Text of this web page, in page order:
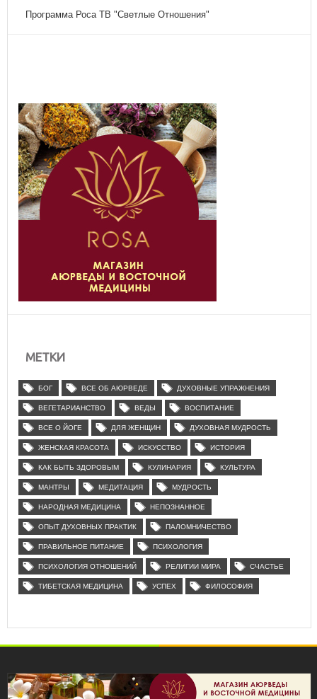
Программа Роса ТВ "Светлые Отношения"
МЕТКИ
БОГ ВСЕ ОБ АЮРВЕДЕ ДУХОВНЫЕ УПРАЖНЕНИЯ
ВЕГЕТАРИАНСТВО ВЕДЫ ВОСПИТАНИЕ
ВСЕ О ЙОГЕ ДЛЯ ЖЕНЩИН ДУХОВНАЯ МУДРОСТЬ
ЖЕНСКАЯ КРАСОТА ИСКУССТВО ИСТОРИЯ
КАК БЫТЬ ЗДОРОВЫМ КУЛИНАРИЯ КУЛЬТУРА
МАНТРЫ МЕДИТАЦИЯ МУДРОСТЬ
НАРОДНАЯ МЕДИЦИНА НЕПОЗНАННОЕ
ОПЫТ ДУХОВНЫХ ПРАКТИК ПАЛОМНИЧЕСТВО
ПРАВИЛЬНОЕ ПИТАНИЕ ПСИХОЛОГИЯ
ПСИХОЛОГИЯ ОТНОШЕНИЙ РЕЛИГИИ МИРА СЧАСТЬЕ
ТИБЕТСКАЯ МЕДИЦИНА УСПЕХ ФИЛОСОФИЯ